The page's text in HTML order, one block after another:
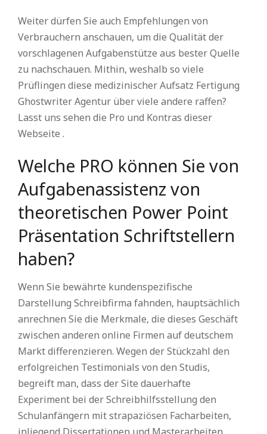
Weiter dürfen Sie auch Empfehlungen von
Verbrauchern anschauen, um die Qualität der
vorschlagenen Aufgabenstütze aus bester Quelle
zu nachschauen. Mithin, weshalb so viele
Prüflingen diese medizinischer Aufsatz Fertigung
Ghostwriter Agentur über viele andere raffen?
Lasst uns sehen die Pro und Kontras dieser
Webseite .
Welche PRO können Sie von
Aufgabenassistenz von
theoretischen Power Point
Präsentation Schriftstellern
haben?
Wenn Sie bewährte kundenspezifische
Darstellung Schreibfirma fahnden, hauptsächlich
anrechnen Sie die Merkmale, die dieses Geschäft
zwischen anderen online Firmen auf deutschem
Markt differenzieren. Wegen der Stückzahl den
erfolgreichen Testimonials von den Studis,
begreift man, dass der Site dauerhafte
Experiment bei der Schreibhilfsstellung den
Schulanfängern mit strapaziösen Facharbeiten,